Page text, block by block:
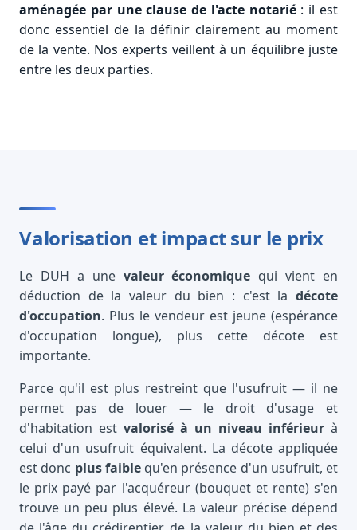
aménagée par une clause de l'acte notarié: il est
donc essentiel de la définir clairement au moment
de la vente. Nos experts veillent à un équilibre juste
entre les deux parties.
Valorisation et impact sur le prix
Le DUH a une valeur économique qui vient en
déduction de la valeur du bien : c'est la décote
d'occupation. Plus le vendeur est jeune (espérance
d'occupation longue), plus cette décote est
importante.
Parce qu'il est plus restreint que l'usufruit — il ne
permet pas de louer — le droit d'usage et
d'habitation est valorisé à un niveau inférieur à
celui d'un usufruit équivalent. La décote appliquée
est donc plus faiblequ'en présence d'un usufruit, et
le prix payé par l'acquéreur (bouquet et rente) s'en
trouve un peu plus élevé. La valeur précise dépend